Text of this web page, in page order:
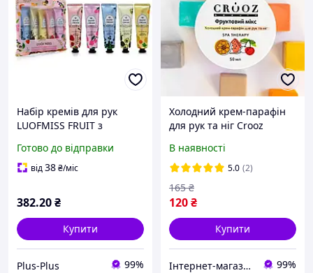
Набір кремів для рук
LUOFMISS FRUIT з
5в1
Готово до відправки
від38₴/міс
382.20₴
Купити
Plus-Plus 99%
Холодний крем-парафін
для рук та ніг Crooz
В наявності
5.0 (2)
120₴
165 ₴
Купити
Інтернет-магазин Star Beauty 99%